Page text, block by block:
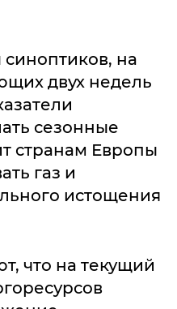
на
двух недель
сезонные
странам Европы
газ и
истощения
что на текущий